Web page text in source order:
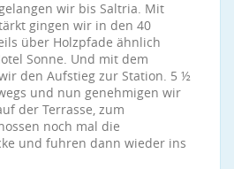
wir bis Saltria. Mit
gingen wir in den 40
über Holzpfade ähnlich
Sonne. Und mit dem
den Aufstieg zur Station. 5 ½
und nun genehmigen wir
der Terrasse, zum
noch mal die
und fuhren dann wieder ins